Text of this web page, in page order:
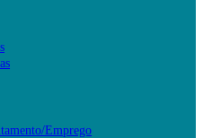
Emprego